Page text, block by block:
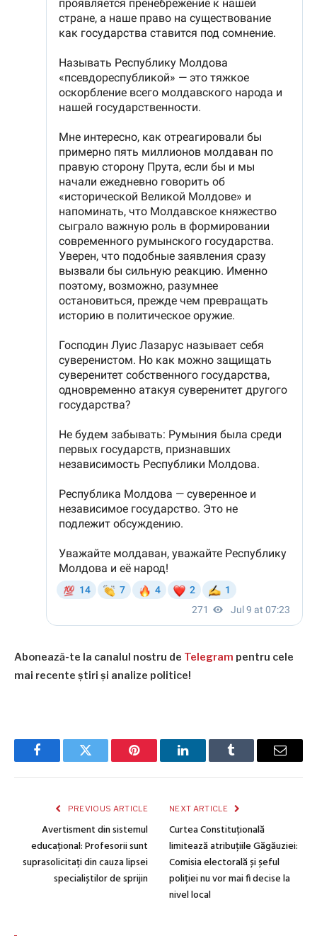
Abonează-te la canalul nostru de Telegram pentru cele
mai recente știri și analize politice!
FacebookTwitter Pinterest LinkedInTumblr Email
PREVIOUS ARTICLE
Avertisment din sistemul
educațional: Profesorii sunt
suprasolicitați din cauza lipsei
specialiștilor de sprijin
NEXT ARTICLE
Curtea Constituțională
limitează atribuțiile Găgăuziei:
Comisia electorală și șeful
poliției nu vor mai fi decise la
nivel local